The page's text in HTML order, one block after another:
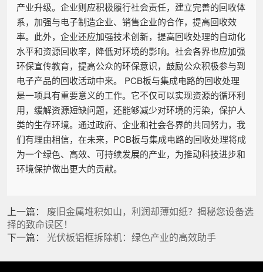
产业升级。企业则应积极履行社会责任，建立完善的回收体
系，加强与电子制造企业、销售企业的合作，提高回收效
率。此外，企业还应加强技术创新，提高回收处理的自动化
水平和资源回收率，降低对环境的影响。社会各界也应加强
环保宣传教育，提高公众的环保意识，鼓励公众积极参与到
电子产品的回收活动中来。 PCB板与集成电路的回收处理
是一项具有重要意义的工作。它不仅可以实现资源的循环利
用，缓解资源短缺问题，还能够减少对环境的污染，保护人
类的生存环境。通过政府、企业和社会各界的共同努力，我
们有理由相信，在未来，PCB板与集成电路的回收处理将成
为一个绿色、高效、可持续发展的产业，为推动科技进步和
环境保护做出更大的贡献。
上一篇： 废旧金属堆积如山，利润却薄如纸？揭秘您设备选
择的致命误区！
下一篇： 光伏板铝框拆除机：绿色产业的高效助手